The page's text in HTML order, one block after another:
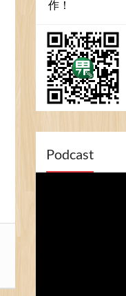
作！
Podcast